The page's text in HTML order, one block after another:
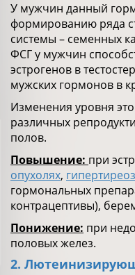
У мужчин данный
формированию ряда
системы – семенных
ФСГ у мужчин
эстрогенов в
мужских гормонов в
Изменения уровня
различных
полов.
Повышение: при
опухолях, гипертиреоз
гормональных
контрацептивы),
Понижение: при
половых желез.
2.